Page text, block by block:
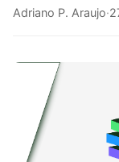
Adriano P. Araujo·